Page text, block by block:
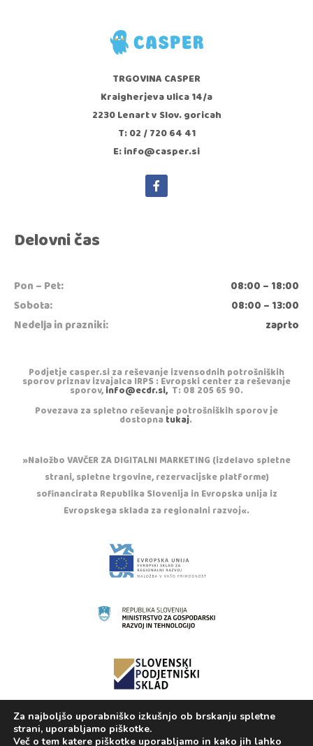
TRGOVINA CASPER
Kraigherjeva ulica 14/a
2230 Lenart v Slov. goricah
T: 02 / 720 64 41
E: info@casper.si
Delovni čas
Pon – Pet:
08:00 – 18:00
Sobota:
08:00 – 13:00
Nedelja in prazniki:
zaprto
Podjetje casper.si za reševanje izvensodnih potrošniških
sporov priznav izvajalca IRPS : Evropski center za reševanje
sporov,info@ecdr.si, T: 08 205 65 90.
Povezava za spletno reševanje potrošniških sporov je
dostopnatukaj.
»Naložbo VAVČER ZA DIGITALNI MARKETING (izdelavo spletne
strani, spletne trgovine, rezervacijske platforme)
sofinancirata Republika Slovenija in Evropska unija iz
Evropskega sklada za regionalni razvoj«.
Copyright © 2020 Otroška trgovina Casper. Vse
Za najboljšo uporabniško izkušnjo ob brskanju spletne
strani, uporabljamo piškotke.
Več o tem katere piškotke uporabljamo in kako jih lahko